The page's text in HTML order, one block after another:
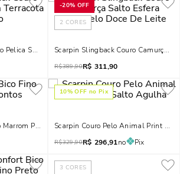
Pelica Soft Marrom Terracota Salto Fino
-20% OFF
2 CORES
Scarpin Slingback Couro Camurça
R$389,90R$ 311,90
Marrom Pespontos
10% OFF no Pix
Scarpin Couro Pelo Animal Print
R$329,90R$ 296,91no Pix
3 CORES